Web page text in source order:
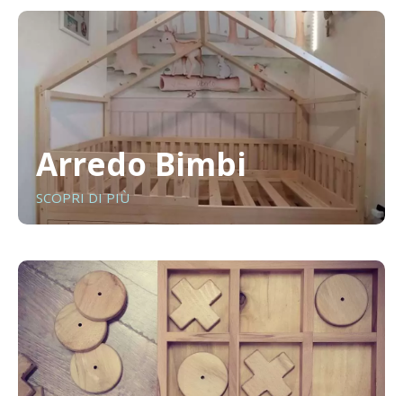
Arredo Bimbi
SCOPRI DI PIÙ